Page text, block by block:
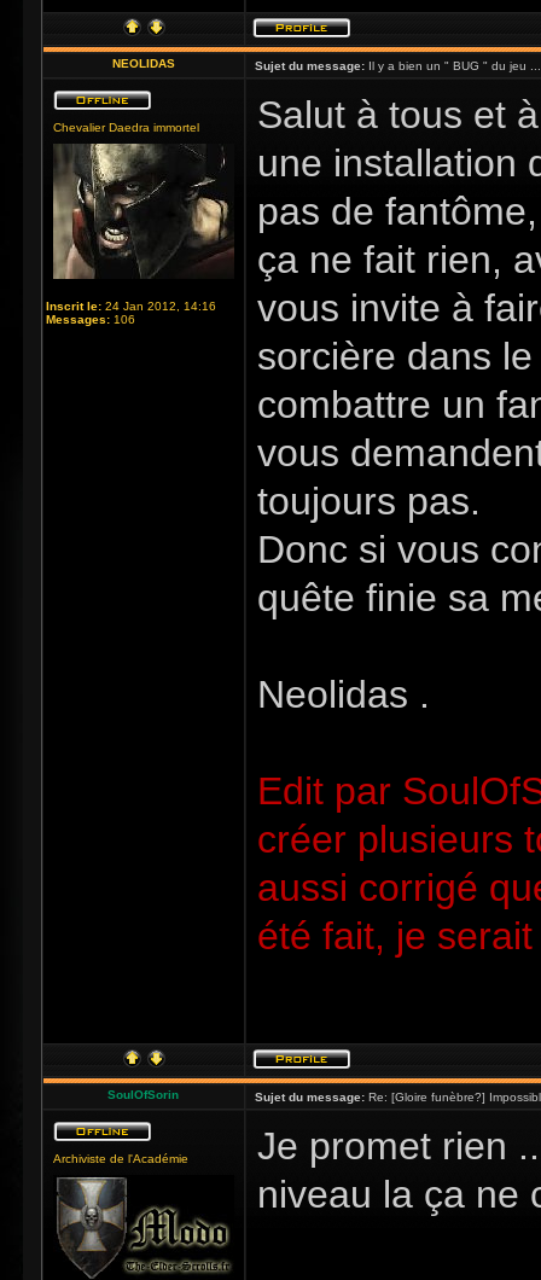
NEOLIDAS Sujet du message: Il y a bien un " BUG " du jeu ...
Chevalier Daedra immortel
Inscrit le: 24 Jan 2012, 14:16
Messages: 106
Salut à tous et
une installation
pas de
ça ne fait rien,
vous invite à
sorcière dans
combattre un
vous
toujours pas.
Donc si vous
quête finie sa
Neolidas .
Edit par
créer plusieurs
aussi corrigé
été fait, je
SoulOfSorin Sujet du message: Re: [Gloire funèbre?]
Archiviste de l'Académie
Je promet rien
niveau la ça ne